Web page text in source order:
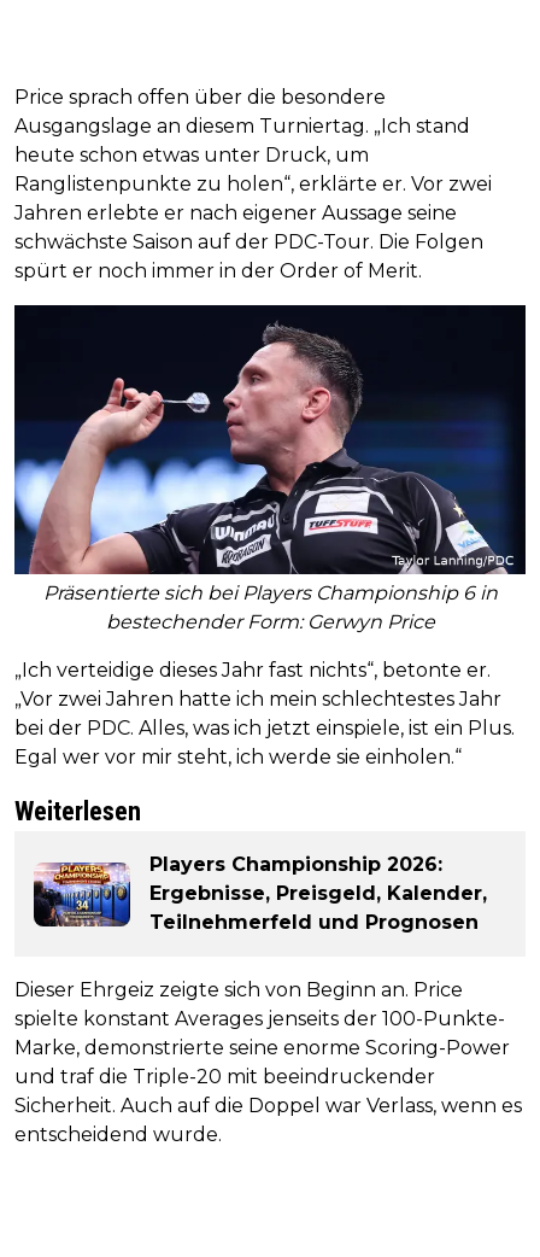
Price sprach offen über die besondere
Ausgangslage an diesem Turniertag. „Ich stand
heute schon etwas unter Druck, um
Ranglistenpunkte zu holen“, erklärte er. Vor zwei
Jahren erlebte er nach eigener Aussage seine
schwächste Saison auf der PDC-Tour. Die Folgen
spürt er noch immer in der Order of Merit.
Präsentierte sich bei Players Championship 6 in
bestechender Form: Gerwyn Price
„Ich verteidige dieses Jahr fast nichts“, betonte er.
„Vor zwei Jahren hatte ich mein schlechtestes Jahr
bei der PDC. Alles, was ich jetzt einspiele, ist ein Plus.
Egal wer vor mir steht, ich werde sie einholen.“
Weiterlesen
Players Championship 2026:
Ergebnisse, Preisgeld, Kalender,
Teilnehmerfeld und Prognosen
Dieser Ehrgeiz zeigte sich von Beginn an. Price
spielte konstant Averages jenseits der 100-Punkte-
Marke, demonstrierte seine enorme Scoring-Power
und traf die Triple-20 mit beeindruckender
Sicherheit. Auch auf die Doppel war Verlass, wenn es
entscheidend wurde.